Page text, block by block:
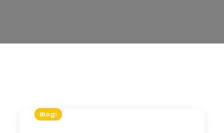
Blogi